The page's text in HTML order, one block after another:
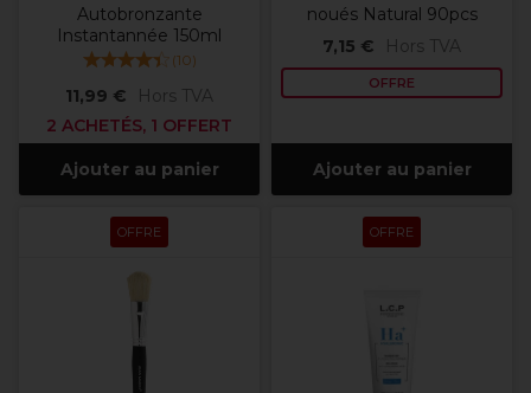
Autobronzante
Instantannée 150ml
(10)
11,99 €
Hors TVA
2 ACHETÉS, 1 OFFERT
Ajouter au panier
noués Natural 90pcs
7,15 €
Hors TVA
OFFRE
Ajouter au panier
OFFRE OFFRE